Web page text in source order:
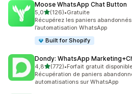
Moose WhatsApp Chat Button
5,0étoile(s) sur 5
(126)
126 avis au total
•Gratuite
Récupérez les paniers
l’automatisation WhatsApp
Built for Shopify
Dondy: WhatsApp
4,8étoile(s) sur 5
(772)
772 avis au total
•Forfait gratuit
Récupération de paniers
automatisations sur WhatsApp